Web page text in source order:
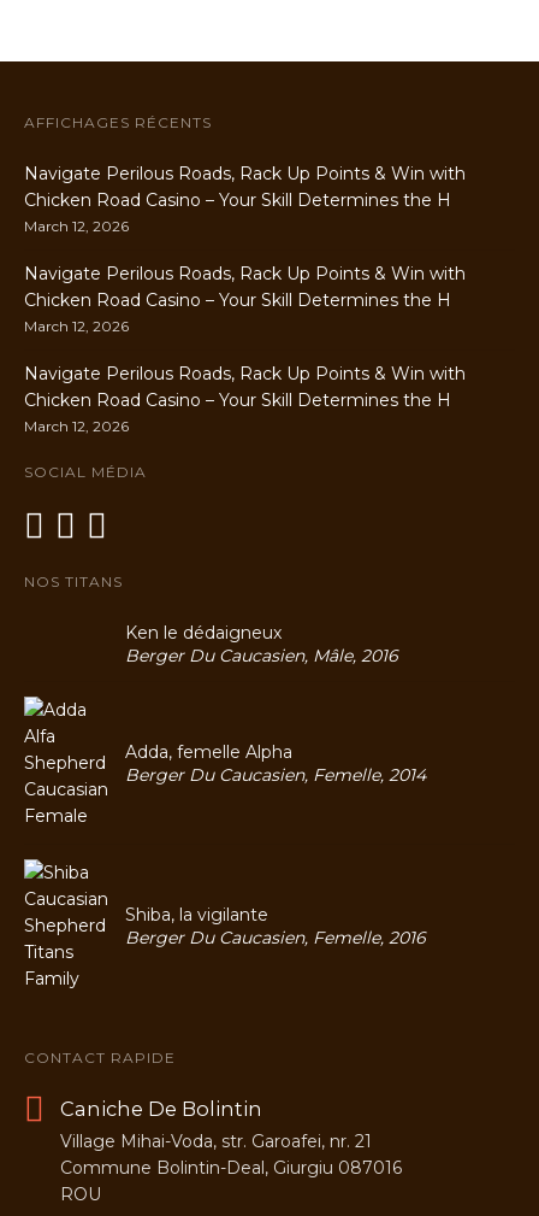
AFFICHAGES RÉCENTS
Navigate Perilous Roads, Rack Up Points & Win with
Chicken Road Casino – Your Skill Determines the H
March 12, 2026
Navigate Perilous Roads, Rack Up Points & Win with
Chicken Road Casino – Your Skill Determines the H
March 12, 2026
Navigate Perilous Roads, Rack Up Points & Win with
Chicken Road Casino – Your Skill Determines the H
March 12, 2026
SOCIAL MÉDIA
NOS TITANS
Ken le dédaigneux
Berger Du Caucasien, Mâle, 2016
Adda, femelle Alpha
Berger Du Caucasien, Femelle, 2014
Shiba, la vigilante
Berger Du Caucasien, Femelle, 2016
CONTACT RAPIDE
Caniche De Bolintin
Village Mihai-Voda, str. Garoafei, nr. 21
Commune Bolintin-Deal, Giurgiu 087016
ROU